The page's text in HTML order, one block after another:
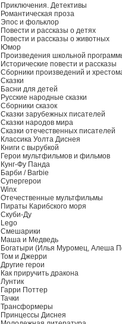
Приключения. Детективы
Романтическая проза
Эпос и фольклор
Повести и рассказы о детях
Повести и рассказы о животных
Юмор
Произведения школьной
Исторические повести и рассказы
Сборники произведений и
Сказки
Басни для детей
Русские народные сказки
Сборники сказок
Сказки зарубежных писателей
Сказки народов мира
Сказки отечественных писателей
Классика Уолта Диснея
Книги с вырубкой
Герои мультфильмов и фильмов
Кунг-Фу Панда
Барби / Barbie
Супергерои
Winx
Отечественные мультфильмы
Пираты Карибского моря
Скуби-Ду
Lego
Смешарики
Маша и Медведь
Богатыри (Илья Муромец, Алеша
Том и Джерри
Другие герои
Как приручить дракона
Лунтик
Гарри Поттер
Тачки
Трансформеры
Принцессы Диснея